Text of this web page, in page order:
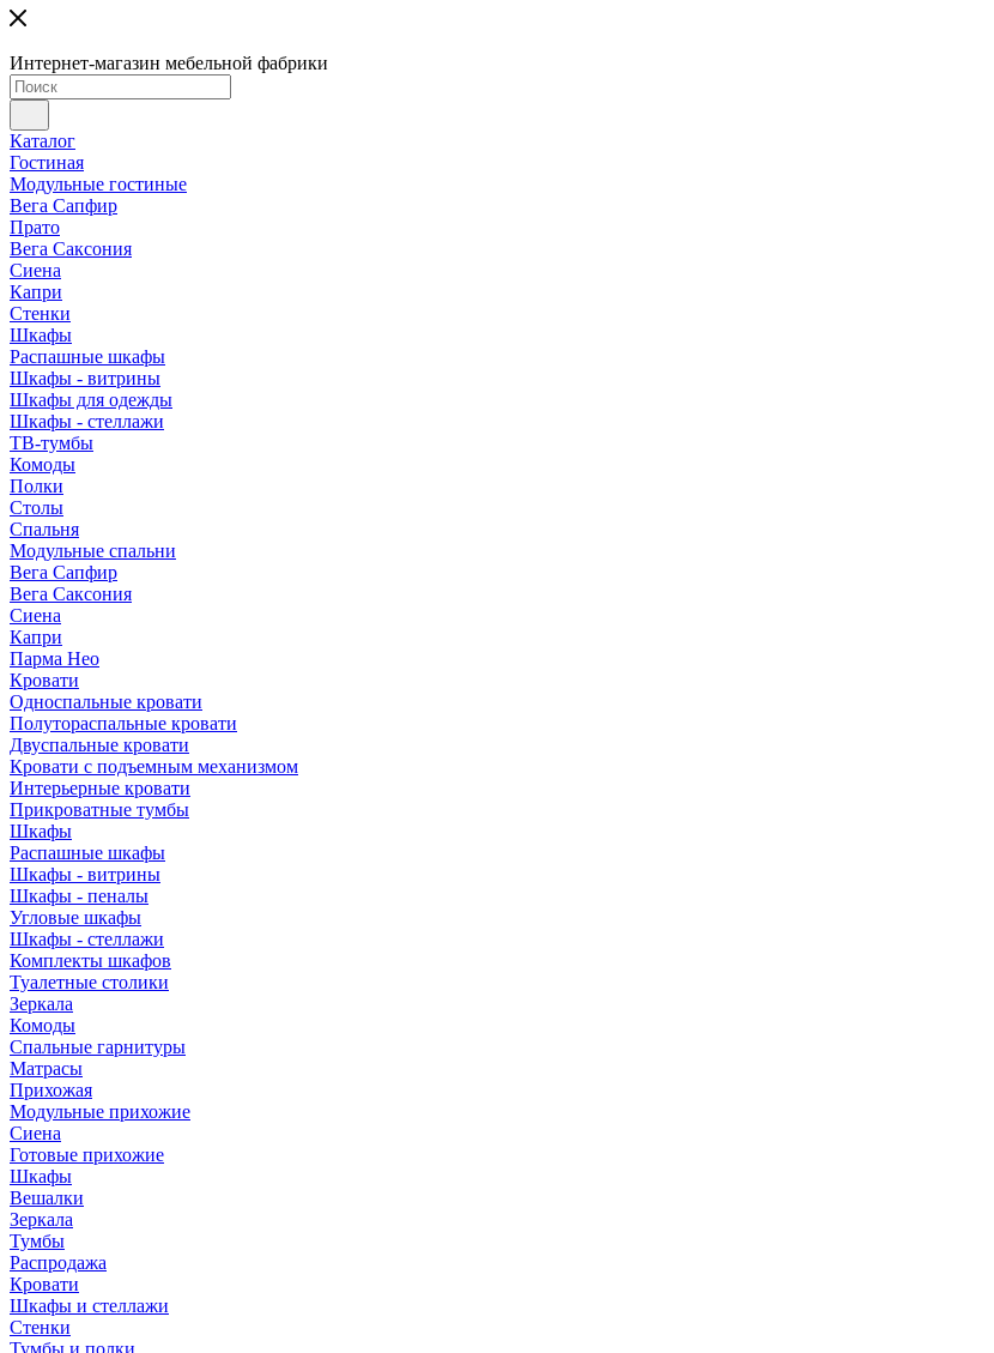
Интернет-магазин мебельной фабрики
Каталог
Гостиная
Модульные гостиные
Вега Сапфир
Прато
Вега Саксония
Сиена
Капри
Стенки
Шкафы
Распашные шкафы
Шкафы - витрины
Шкафы для одежды
Шкафы - стеллажи
ТВ-тумбы
Комоды
Полки
Столы
Спальня
Модульные спальни
Вега Сапфир
Вега Саксония
Сиена
Капри
Парма Нео
Кровати
Односпальные кровати
Полутораспальные кровати
Двуспальные кровати
Кровати с подъемным механизмом
Интерьерные кровати
Прикроватные тумбы
Шкафы
Распашные шкафы
Шкафы - витрины
Шкафы - пеналы
Угловые шкафы
Шкафы - стеллажи
Комплекты шкафов
Туалетные столики
Зеркала
Комоды
Спальные гарнитуры
Матрасы
Прихожая
Модульные прихожие
Сиена
Готовые прихожие
Шкафы
Вешалки
Зеркала
Тумбы
Распродажа
Кровати
Шкафы и стеллажи
Стенки
Тумбы и полки